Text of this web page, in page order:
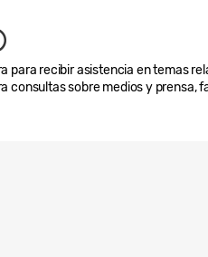
para recibir asistencia en temas
consultas sobre medios y prensa,